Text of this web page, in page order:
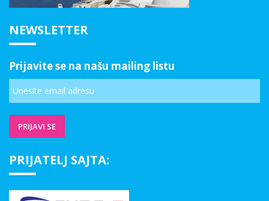
NEWSLETTER
Prijavite se na našu mailing listu
PRIJATELJ SAJTA: